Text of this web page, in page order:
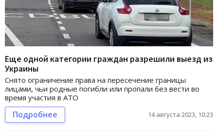
Еще одной категории граждан разрешили выезд из
Украины
Снято ограничение права на пересечение границы
лицами, чьи родные погибли или пропали без вести во
время участия в АТО
Подробнее 14 августа 2023, 10:23